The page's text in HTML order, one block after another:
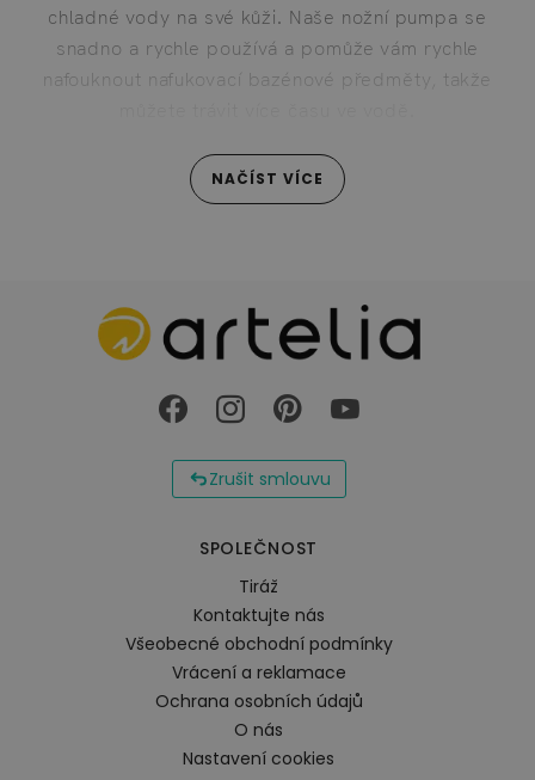
chladné vody na své kůži. Naše nožní pumpa se
snadno a rychle používá a pomůže vám rychle
nafouknout nafukovací bazénové předměty, takže
Nafukovací termoobal poskytuje dodatečnou oporu a
pohodlí a chrání podlahu vaší vířivky před
Zažijte léto naplno s naším stylovým a praktickým
příslušenstvím a proměňte svou zahradu v místo
se do světa relaxace a osvěžení!
NAČÍST VÍCE
Zrušit smlouvu
SPOLEČNOST
Tiráž
Kontaktujte nás
Všeobecné obchodní podmínky
Vrácení a reklamace
Ochrana osobních údajů
O nás
Nastavení cookies